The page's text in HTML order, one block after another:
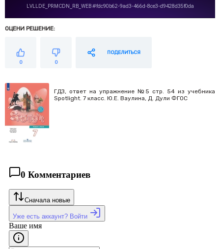
ОЦЕНИ РЕШЕНИЕ:
0 0
ПОДЕЛИТЬСЯ
ГДЗ, ответ на упражнение №5 cтр. 54 из учебника
Spotlight. 7 класс. Ю.Е. Ваулина, Д. Дули ФГОС